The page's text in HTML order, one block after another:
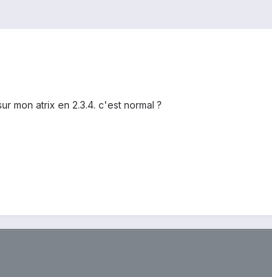
mon atrix en 2.3.4. c'est normal ?